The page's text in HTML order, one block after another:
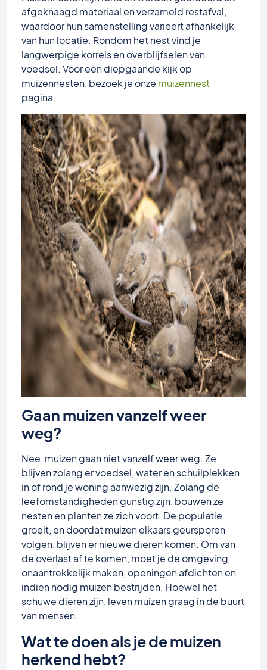
afgeknaagd materiaal en verzameld restafval,
waardoor hun samenstelling varieert afhankelijk
van hun locatie. Rondom het nest vind je
langwerpige korrels en overblijfselen van
voedsel. Voor een diepgaande kijk op
muizennesten, bezoek je onze muizennest
pagina.
Gaan muizen vanzelf weer
weg?
Nee, muizen gaan niet vanzelf weer weg. Ze
blijven zolang er voedsel, water en schuilplekken
in of rond je woning aanwezig zijn. Zolang de
leefomstandigheden gunstig zijn, bouwen ze
nesten en planten ze zich voort. De populatie
groeit, en doordat muizen elkaars geursporen
volgen, blijven er nieuwe dieren komen. Om van
de overlast af te komen, moet je de omgeving
onaantrekkelijk maken, openingen afdichten en
indien nodig muizen bestrijden. Hoewel het
schuwe dieren zijn, leven muizen graag in de buurt
van mensen.
Wat te doen als je de muizen
herkend hebt?